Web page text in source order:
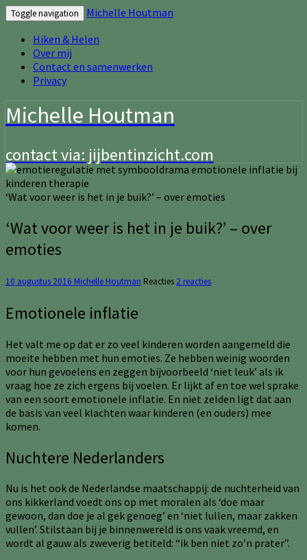
Toggle navigation
Michelle Houtman
Hiken & Helen
Over mij
Contact en samenwerken
Privacy
Michelle Houtman
contact via: jijbentinzicht.com
‘Wat voor weer is het in je buik?’ – over emoties
‘Wat voor weer is het in je buik?’ – over
emoties
10 augustus 2016 Michelle Houtman Reacties 2 reacties
Emotionele inflatie
Het valt me op dat er zo veel kinderen worden aangemeld die
moeite hebben met hun emoties. Ze hebben weinig woorden
voor hun gevoelens en zeggen bijvoorbeeld ‘niet leuk’ als ik
vraag hoe ze zich ergens bij voelen. Er lijkt af en toe wel sprake
van een soort emotionele inflatie. En niet zelden ligt dat aan
de basis van veel klachten waar kinderen (en ouders) mee
komen.
Nuchtere Nederlanders
Nu is het ook de Nederlandse maatschappij: de nuchterheid van
ons kikkerland voedt ons op met moralen als ‘doe maar
gewoon, dan doe je al gek genoeg’ en ‘niet lullen, maar zakken
vullen’. Stilstaan bij je binnenwereld is ons vaak vreemd, en
wordt al gauw als zweverig betiteld: “ik ben niet zo’n prater”.